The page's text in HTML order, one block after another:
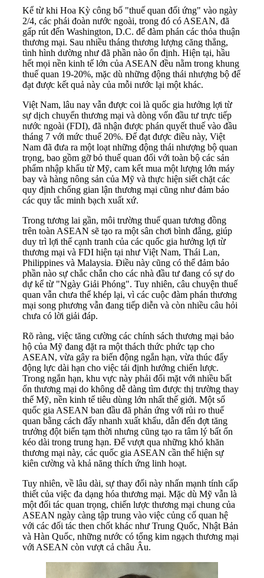
Kể từ khi Hoa Kỳ công bố "thuế quan đối ứng" vào ngày
2/4, các phái đoàn nước ngoài, trong đó có ASEAN, đã
gấp rút đến Washington, D.C. để đàm phán các thỏa thuận
thương mại. Sau nhiều tháng thương lượng căng thẳng,
tình hình dường như đã phần nào ổn định. Hiện tại, hầu
hết mọi nền kinh tế lớn của ASEAN đều nằm trong khung
thuế quan 19-20%, mặc dù những động thái nhượng bộ để
đạt được kết quả này của mỗi nước lại một khác.
Việt Nam, lâu nay vẫn được coi là quốc gia hưởng lợi từ
sự dịch chuyển thương mại và dòng vốn đầu tư trực tiếp
nước ngoài (FDI), đã nhận được phán quyết thuế vào đầu
tháng 7 với mức thuế 20%. Để đạt được điều này, Việt
Nam đã đưa ra một loạt những động thái nhượng bộ quan
trọng, bao gồm gỡ bỏ thuế quan đối với toàn bộ các sản
phẩm nhập khẩu từ Mỹ, cam kết mua một lượng lớn máy
bay và hàng nông sản của Mỹ và thực hiện siết chặt các
quy định chống gian lận thương mại cũng như đảm bảo
các quy tắc minh bạch xuất xứ.
Trong tương lai gần, môi trường thuế quan tương đồng
trên toàn ASEAN sẽ tạo ra một sân chơi bình đẳng, giúp
duy trì lợi thế cạnh tranh của các quốc gia hưởng lợi từ
thương mại và FDI hiện tại như Việt Nam, Thái Lan,
Philippines và Malaysia. Điều này cũng có thể đảm bảo
phần nào sự chắc chắn cho các nhà đầu tư đang có sự do
dự kể từ "Ngày Giải Phóng". Tuy nhiên, câu chuyện thuế
quan vẫn chưa thể khép lại, vì các cuộc đàm phán thương
mại song phương vẫn đang tiếp diễn và còn nhiều câu hỏi
chưa có lời giải đáp.
Rõ ràng, việc tăng cường các chính sách thương mại bảo
hộ của Mỹ đang đặt ra một thách thức phức tạp cho
ASEAN, vừa gây ra biến động ngắn hạn, vừa thúc đẩy
động lực dài hạn cho việc tái định hướng chiến lược.
Trong ngắn hạn, khu vực này phải đối mặt với nhiều bất
ổn thương mại do không dễ dàng tìm được thị trường thay
thế Mỹ, nền kinh tế tiêu dùng lớn nhất thế giới. Một số
quốc gia ASEAN ban đầu đã phản ứng với rủi ro thuế
quan bằng cách đẩy nhanh xuất khẩu, dẫn đến đợt tăng
trưởng đột biến tạm thời nhưng cũng tạo ra tâm lý bất ổn
kéo dài trong trung hạn. Để vượt qua những khó khăn
thương mại này, các quốc gia ASEAN cần thể hiện sự
kiên cường và khả năng thích ứng linh hoạt.
Tuy nhiên, về lâu dài, sự thay đổi này nhấn mạnh tính cấp
thiết của việc đa dạng hóa thương mại. Mặc dù Mỹ vẫn là
một đối tác quan trọng, chiến lược thương mại chung của
ASEAN ngày càng tập trung vào việc củng cố quan hệ
với các đối tác then chốt khác như Trung Quốc, Nhật Bản
và Hàn Quốc, những nước có tổng kim ngạch thương mại
với ASEAN còn vượt cả châu Âu.